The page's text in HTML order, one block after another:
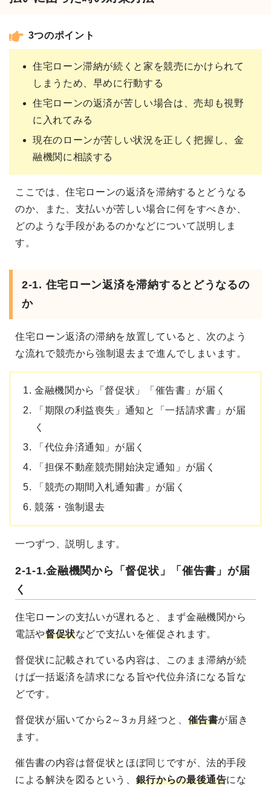
3つのポイント
住宅ローン滞納が続くと家を競売にかけられて
しまうため、早めに行動する
住宅ローンの返済が苦しい場合は、売却も視野
に入れてみる
現在のローンが苦しい状況を正しく把握し、金
融機関に相談する
ここでは、住宅ローンの返済を滞納するとどうなる
のか、また、支払いが苦しい場合に何をすべきか、
どのような手段があるのかなどについて説明しま
す。
2-1. 住宅ローン返済を滞納するとどうなるの
か
住宅ローン返済の滞納を放置していると、次のよう
な流れで競売から強制退去まで進んでしまいます。
金融機関から「督促状」「催告書」が届く
「期限の利益喪失」通知と「一括請求書」が届
く
「代位弁済通知」が届く
「担保不動産競売開始決定通知」が届く
「競売の期間入札通知書」が届く
競落・強制退去
一つずつ、説明します。
2-1-1.金融機関から「督促状」「催告書」が届
く
住宅ローンの支払いが遅れると、まず金融機関から
電話や督促状などで支払いを催促されます。
督促状に記載されている内容は、このまま滞納が続
けば一括返済を請求になる旨や代位弁済になる旨な
どです。
督促状が届いてから2～3ヵ月経つと、 催告書が届き
ます。
催告書の内容は督促状とほぼ同じですが、法的手段
による解決を図るという、 銀行からの最後通告にな